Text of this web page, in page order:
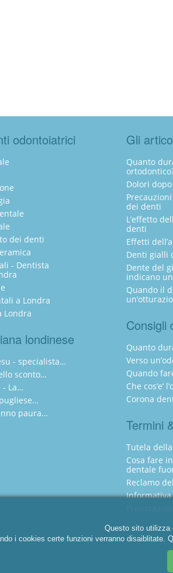
odontoiatrici
dei denti
- Dentista
a Londra
Londra
londinese
- specialista…
sconto…
- La…
paura…
Gli
Quanto
Dolori
dei denti
L’effetto
denti
Effetti
Denti gialli
Dente del
indicano
Quando il
Consigli
Quanto
Verso
Quando
Che cos’e’
Corona
Termini
Tutela
Cosa fare
dentale
Reclamo
Questo sito utilizza
i cookies certe funzioni verranno disaiblitate.